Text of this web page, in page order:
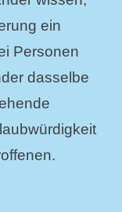
ein
Personen
dasselbe